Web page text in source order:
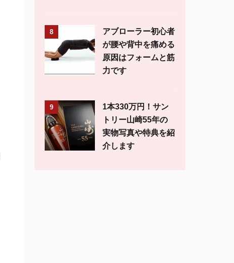
8
アブローラー初心者
が腰や背中を痛める
原因はフォームと筋
力です
9
1本330万円！サン
トリー山崎55年の
実物写真や特典を紹
介します